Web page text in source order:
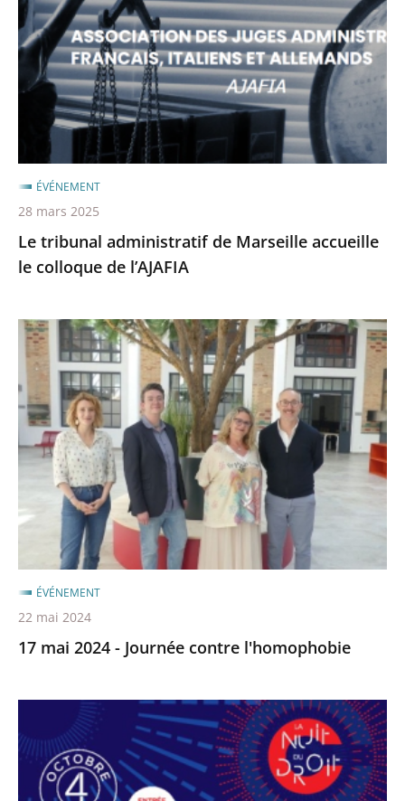
Marseille
accueille
le
colloque
l’AJAFIA
Le tribunal administratif de Marseille accueille
le colloque de l’AJAFIA
ÉVÉNEMENT
28 mars 2025
17
mai
2024
-
Journée
contre
l'homophobie
17 mai 2024 - Journée contre l'homophobie
ÉVÉNEMENT
22 mai 2024
sur
nuit